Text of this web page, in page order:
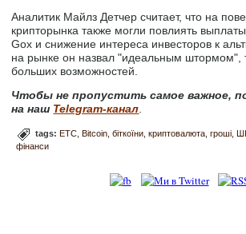
Аналитик Майлз Детчер считает, что на
крипторынка также могли повлиять
Gox и снижение интереса инвесторов к
на рынке он назвал "идеальным штормом",
больших возможностей.
Чтобы не пропустить самое важное,
на наш Telegram-канал
tags:ETC Bitcoin біткоїни криптовалюта гроші ШІ
фінанси